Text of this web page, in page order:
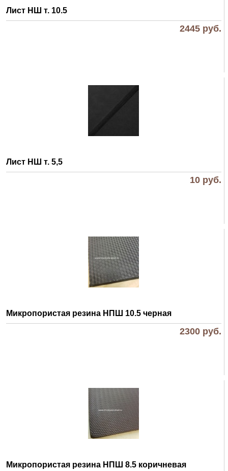
Лист НШ т. 10.5
2445 руб.
Лист НШ т. 5,5
10 руб.
Микропористая резина НПШ 10.5 черная
2300 руб.
Микропористая резина НПШ 8.5 коричневая